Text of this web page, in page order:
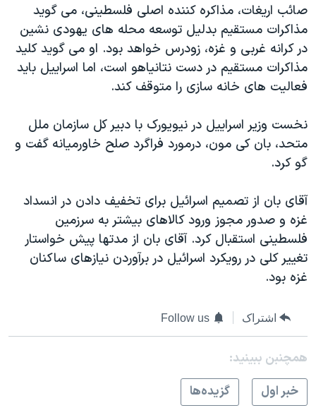
چهل سال گروگان‌گیری
قانون شفافیت دارائی کادر رهبری ایران
اعتراضات مردمی آبان ۹۸
نرگس محمدی برنده جایزه نوبل صلح
همایش محافظه‌کاران آمریکا «سی‌پک»
سفر پرزیدنت ترامپ به چین
صائب اریغات، مذاکره کننده اصلی فلسطینی، می گوید
مذاکرات مستقیم بدلیل توسعه محله های یهودی نشین
در کرانه غربی و غزه، زودرس خواهد بود. او می گوید کلید
مذاکرات مستقیم در دست نتانیاهو است، اما اسراییل باید
فعالیت های خانه سازی را متوقف کند.
نخست وزير اسراییل در نیویورک با دبیر کل سازمان ملل
متحد، بان کی مون، درمورد فراگرد صلح خاورميانه گفت و
گو کرد.
آقای بان از تصميم اسرائيل برای تخفيف دادن در انسداد
غزه و صدور مجوز ورود کالاهای بيشتر به سرزمين
فلسطينی استقبال کرد. آقای بان از مدتها پيش خواستار
تغيير کلی در رويکرد اسرائيل در برآوردن نيازهای ساکنان
غزه بود.
اشتراک Follow us
همچنبن ببینید:
خبر اول
گزيده‌ها